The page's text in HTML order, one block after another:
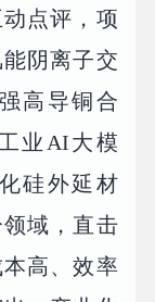
点评，项
阴离子交
高导铜合
业AI大模
硅外延材
域，直击
高、效率